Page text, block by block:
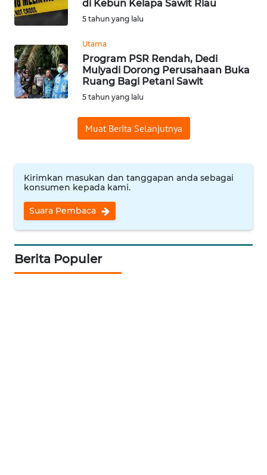
di Kebun Kelapa Sawit Riau
5 tahun yang lalu
Utama
Program PSR Rendah, Dedi
Mulyadi Dorong Perusahaan Buka
Ruang Bagi Petani Sawit
5 tahun yang lalu
Muat Berita Selanjutnya
Kirimkan masukan dan tanggapan anda sebagai
konsumen kepada kami.
Suara Pembaca
Berita Populer
CIANJUR
WN
KEPULAUAN
SERIBU
WN
WN
CIREBON
WN
INDRAMAYU
WN